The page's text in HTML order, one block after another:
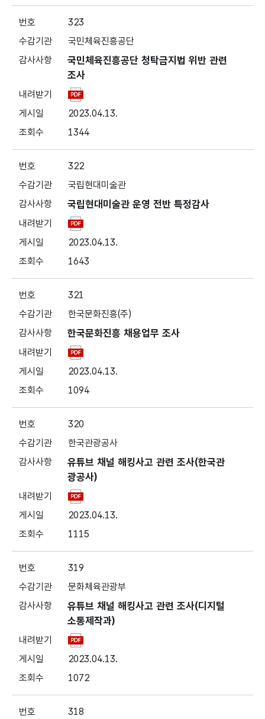
323
국민체육진흥공단
국민체육진흥공단 청탁금지법 위반 관련
조사
2023.04.13.
1344
322
국립현대미술관
국립현대미술관 운영 전반 특정감사
2023.04.13.
1643
321
한국문화진흥(주)
한국문화진흥 채용업무 조사
2023.04.13.
1094
320
한국관광공사
유튜브 채널 해킹사고 관련 조사(한국관
광공사)
2023.04.13.
1115
319
문화체육관광부
유튜브 채널 해킹사고 관련 조사(디지털
소통제작과)
2023.04.13.
1072
318